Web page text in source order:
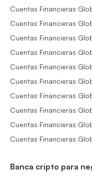
Cuentas Financieras
Cuentas Financieras
Cuentas Financieras
Cuentas Financieras
Cuentas Financieras
Cuentas Financieras
Cuentas Financieras
Cuentas Financieras
Cuentas Financieras
Cuentas Financieras
Banca cripto para